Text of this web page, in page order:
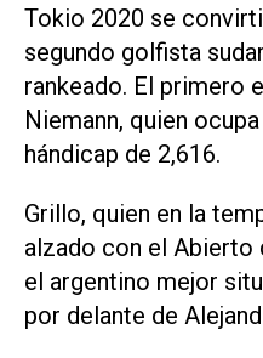
Tokio 2020 se
segundo golfista
rankeado. El primero
Niemann, quien
hándicap de 2,616.
Grillo, quien en la
alzado con el Abierto
el argentino mejor
por delante de